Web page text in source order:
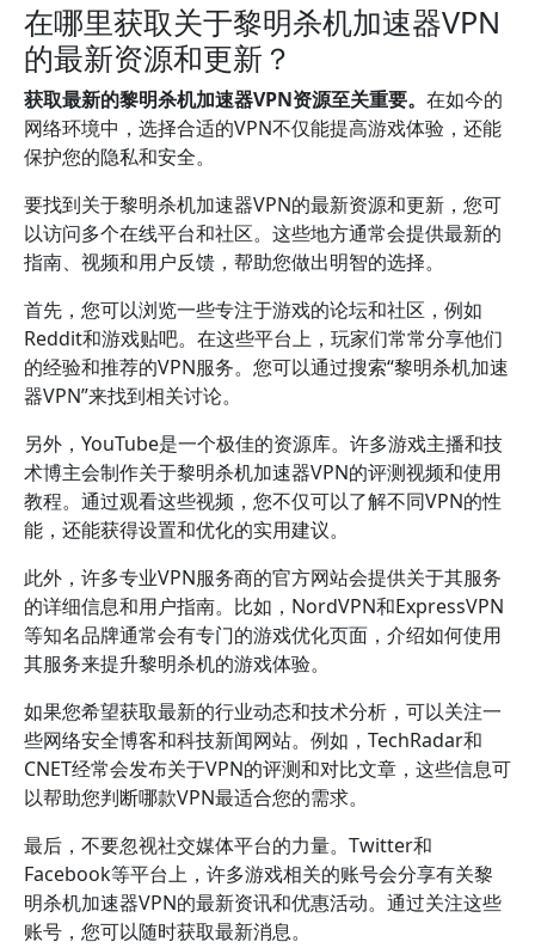
在哪里获取关于黎明杀机加速器VPN
的最新资源和更新？
获取最新的黎明杀机加速器VPN资源至关重要。 在如今的
网络环境中，选择合适的VPN不仅能提高游戏体验，还能
保护您的隐私和安全。
要找到关于黎明杀机加速器VPN的最新资源和更新，您可
以访问多个在线平台和社区。这些地方通常会提供最新的
指南、视频和用户反馈，帮助您做出明智的选择。
首先，您可以浏览一些专注于游戏的论坛和社区，例如
Reddit和游戏贴吧。在这些平台上，玩家们常常分享他们
的经验和推荐的VPN服务。您可以通过搜索“黎明杀机加速
器VPN”来找到相关讨论。
另外，YouTube是一个极佳的资源库。许多游戏主播和技
术博主会制作关于黎明杀机加速器VPN的评测视频和使用
教程。通过观看这些视频，您不仅可以了解不同VPN的性
能，还能获得设置和优化的实用建议。
此外，许多专业VPN服务商的官方网站会提供关于其服务
的详细信息和用户指南。比如，NordVPN和ExpressVPN
等知名品牌通常会有专门的游戏优化页面，介绍如何使用
其服务来提升黎明杀机的游戏体验。
如果您希望获取最新的行业动态和技术分析，可以关注一
些网络安全博客和科技新闻网站。例如，TechRadar和
CNET经常会发布关于VPN的评测和对比文章，这些信息可
以帮助您判断哪款VPN最适合您的需求。
最后，不要忽视社交媒体平台的力量。Twitter和
Facebook等平台上，许多游戏相关的账号会分享有关黎
明杀机加速器VPN的最新资讯和优惠活动。通过关注这些
账号，您可以随时获取最新消息。